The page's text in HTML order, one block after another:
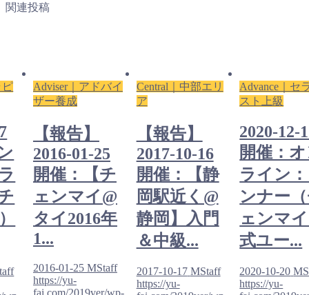
関連投稿
ピ
Adviser｜アドバイ
ザー養成
【報告】
2016-01-25
開催：【チ
ェンマイ@
タイ2016年
1...
2016-01-25 MStaff
https://yu-
fai.com/2019ver/wp-
Central｜中部エリ
ア
【報告】
2017-10-16
開催：【静
岡駅近く@
静岡】入門
＆中級...
2017-10-17 MStaff
https://yu-
Advance｜セ
スト上級
2020-12-
開催：
ライン
ンナー
ェンマ
式ユー...
2020-10-20
https://yu-